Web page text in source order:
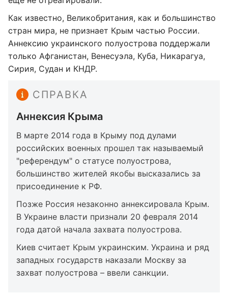
Как известно, Великобритания, как и большинство
стран мира, не признает Крым частью России.
Аннексию украинского полуострова поддержали
только Афганистан, Венесуэла, Куба, Никарагуа,
Сирия, Судан и КНДР.
СПРАВКА
Аннексия Крыма
В марте 2014 года в Крыму под дулами
российских военных прошел так называемый
"референдум" о статусе полуострова,
большинство жителей якобы высказались за
присоединение к РФ.
Позже Россия незаконно аннексировала Крым.
В Украине власти признали 20 февраля 2014
года датой начала захвата полуострова.
Киев считает Крым украинским. Украина и ряд
западных государств наказали Москву за
захват полуострова – ввели санкции.